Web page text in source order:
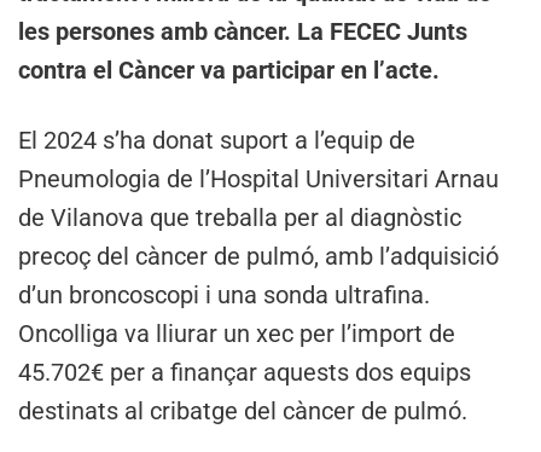
les persones amb càncer. La FECEC Junts
contra el Càncer va participar en l’acte.
El 2024 s’ha donat suport a l’equip de
Pneumologia de l’Hospital Universitari Arnau
de Vilanova que treballa per al diagnòstic
precoç del càncer de pulmó, amb l’adquisició
d’un broncoscopi i una sonda ultrafina.
Oncolliga va lliurar un xec per l’import de
45.702€ per a finançar aquests dos equips
destinats al cribatge del càncer de pulmó.